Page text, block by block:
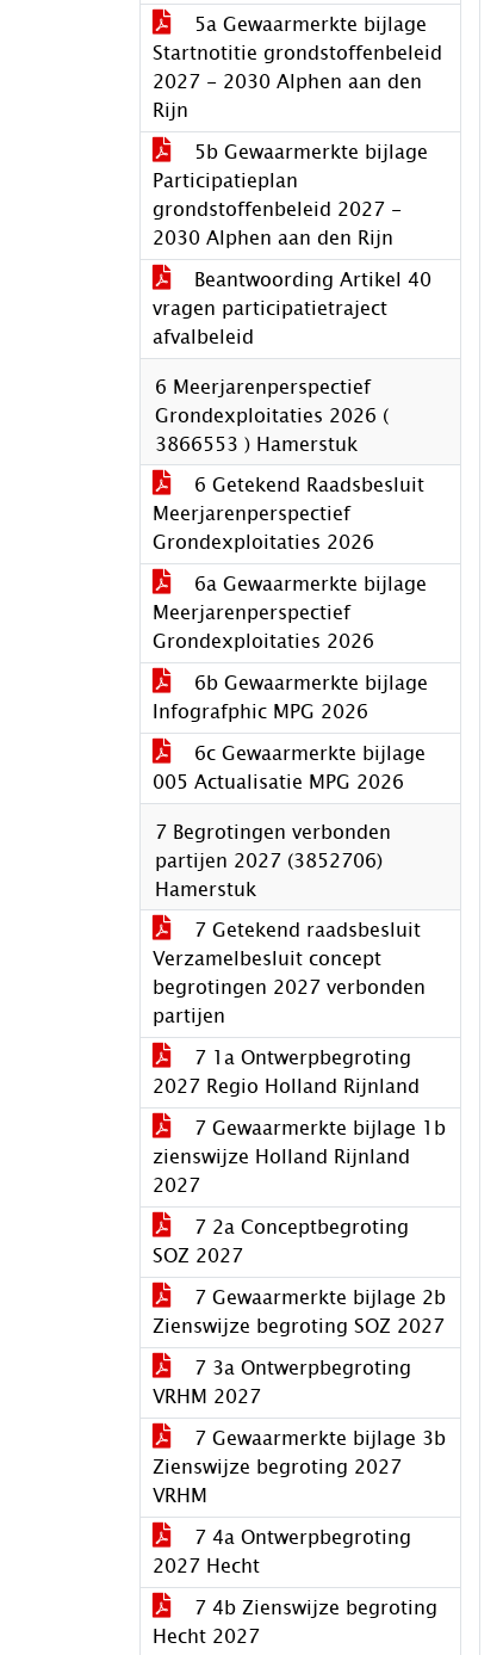
5a Gewaarmerkte bijlage
Startnotitie grondstoffenbeleid
2027 - 2030 Alphen aan den
Rijn
5b Gewaarmerkte bijlage
Participatieplan
grondstoffenbeleid 2027 -
2030 Alphen aan den Rijn
Beantwoording Artikel 40
vragen participatietraject
afvalbeleid
6 Meerjarenperspectief
Grondexploitaties 2026 (
3866553 ) Hamerstuk
6 Getekend Raadsbesluit
Meerjarenperspectief
Grondexploitaties 2026
6a Gewaarmerkte bijlage
Meerjarenperspectief
Grondexploitaties 2026
6b Gewaarmerkte bijlage
Infografphic MPG 2026
6c Gewaarmerkte bijlage
005 Actualisatie MPG 2026
7 Begrotingen verbonden
partijen 2027 (3852706)
Hamerstuk
7 Getekend raadsbesluit
Verzamelbesluit concept
begrotingen 2027 verbonden
partijen
7 1a Ontwerpbegroting
2027 Regio Holland Rijnland
7 Gewaarmerkte bijlage 1b
zienswijze Holland Rijnland
2027
7 2a Conceptbegroting
SOZ 2027
7 Gewaarmerkte bijlage 2b
Zienswijze begroting SOZ 2027
7 3a Ontwerpbegroting
VRHM 2027
7 Gewaarmerkte bijlage 3b
Zienswijze begroting 2027
VRHM
7 4a Ontwerpbegroting
2027 Hecht
7 4b Zienswijze begroting
Hecht 2027